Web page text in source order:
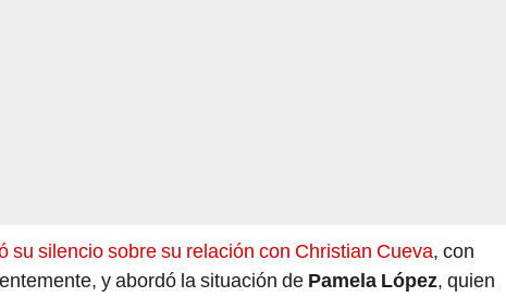
su silencio sobre su relación con Christian Cueva, con
y abordó la situación de Pamela López, quien